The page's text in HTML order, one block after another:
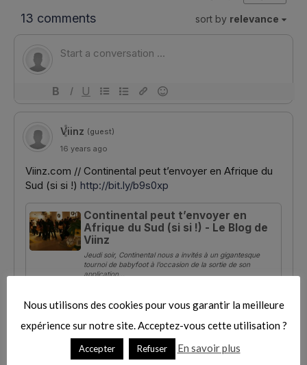
e
r
c
f
:
Nous utilisons des cookies pour vous garantir la meilleure
expérience sur notre site. Acceptez-vous cette utilisation ?
Accepter Refuser En savoir plus